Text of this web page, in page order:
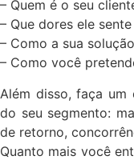
– Quem é o seu
– Que dores ele
– Como a sua
– Como você
Além disso, faça um
do seu segmento:
de retorno,
Quanto mais você